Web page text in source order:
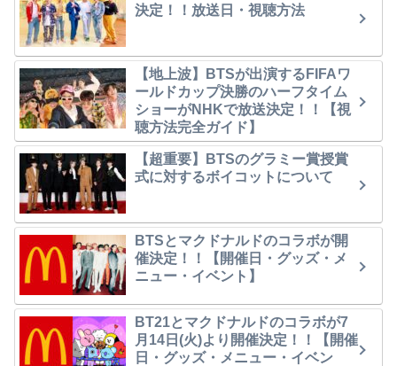
決定！！放送日・視聴方法
【地上波】BTSが出演するFIFAワ
ールドカップ決勝のハーフタイム
ショーがNHKで放送決定！！【視
聴方法完全ガイド】
【超重要】BTSのグラミー賞授賞
式に対するボイコットについて
BTSとマクドナルドのコラボが開
催決定！！【開催日・グッズ・メ
ニュー・イベント】
BT21とマクドナルドのコラボが7
月14日(火)より開催決定！！【開催
日・グッズ・メニュー・イベン